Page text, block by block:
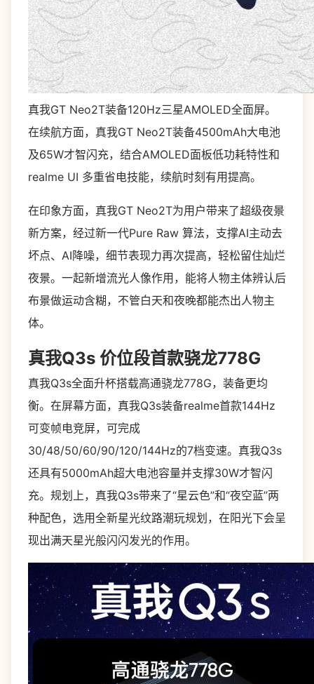
真我GT Neo2T装备120Hz三星AMOLED全面屏。
在续航方面，真我GT Neo2T装备4500mAh大电池
及65W才智闪充，结合AMOLED面板低功耗特性和
realme UI 多重省电技能，续航时刻有用提高。
在印象方面，真我GT Neo2T为用户带来了超级夜景
新方案，经过新一代Pure Raw 算法，支撑AI主动去
坏点、AI降噪，细节表现力再次提高，轻松留住灿烂
夜景。一起新增流光人像作用，能将人物主体辨认后
布景做运动含糊，不管白天和夜晚都能杰出人物主
体。
真我Q3s 价位段首款骁龙778G
真我Q3s全面升杯搭载高通骁龙778G，装备更均
衡。在屏幕方面，真我Q3s装备realme首款144Hz
可变帧电竞屏，可完成
30/48/50/60/90/120/144Hz的7档变速。真我Q3s
还具有5000mAh超大电池容量并支撑30W才智闪
充。规划上，真我Q3s带来了“星云色”和“夜空蓝”两
种配色，选用全新星光纹路潮玩规划，在阳光下会呈
现出满天星光般闪闪发光的作用。